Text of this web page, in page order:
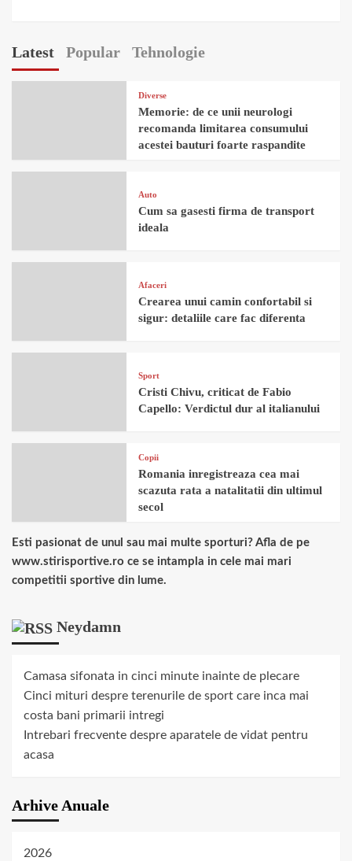
Latest Popular Tehnologie
Diverse
Memorie: de ce unii neurologi
recomanda limitarea consumului
acestei bauturi foarte raspandite
Auto
Cum sa gasesti firma de transport
ideala
Afaceri
Crearea unui camin confortabil si
sigur: detaliile care fac diferenta
Sport
Cristi Chivu, criticat de Fabio
Capello: Verdictul dur al italianului
Copii
Romania inregistreaza cea mai
scazuta rata a natalitatii din ultimul
secol
Esti pasionat de unul sau mai multe sporturi? Afla de pe
www.stirisportive.ro ce se intampla in cele mai mari
competitii sportive din lume.
Neydamn
Camasa sifonata in cinci minute inainte de plecare
Cinci mituri despre terenurile de sport care inca mai
costa bani primarii intregi
Intrebari frecvente despre aparatele de vidat pentru
acasa
Arhive Anuale
2026